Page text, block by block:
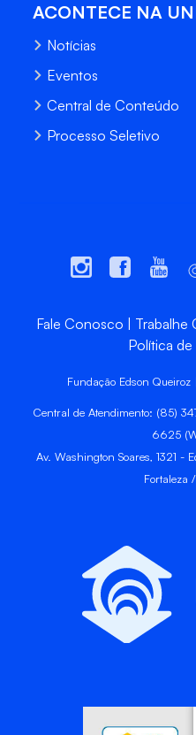
ACONTECE NA
Notícias
Eventos
Central de Conteúdo
Processo Seletivo
Fale Conosco Trabalhe
Política de
Fundação Edson
Central de Atendimento: (85)
6625
Av. Washington Soares, 1321 -
Fortaleza